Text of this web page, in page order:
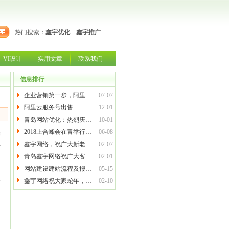
热门搜索： 鑫宇优化 鑫宇推广
VI设计 实用文章 联系我们
信息排行
07-07
企业营销第一步，阿里…
12-01
阿里云服务号出售
10-01
青岛网站优化：热烈庆…
06-08
2018上合峰会在青举行…
02-07
鑫宇网络，祝广大新老…
02-01
青岛鑫宇网络祝广大客…
05-15
网站建设建站流程及报…
02-10
鑫宇网络祝大家蛇年，…